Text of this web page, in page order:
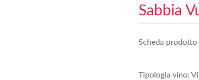
Sabbia
Scheda prodotto
Tipologia vino: